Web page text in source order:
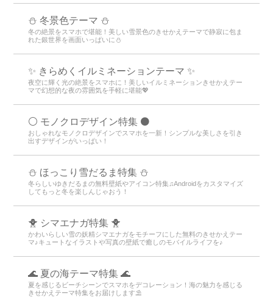
⛄️ 冬景色テーマ ⛄️
冬の絶景をスマホで堪能！美しい雪景色のきせかえテーマで静寂に包ま
れた銀世界を画面いっぱいに⛄️
✨️ きらめくイルミネーションテーマ ✨️
夜空に輝く光の絶景をスマホに！美しいイルミネーションきせかえテー
マで幻想的な夜の雰囲気を手軽に堪能💖
⚪️ モノクロデザイン特集 ⚫️
おしゃれなモノクロデザインでスマホを一新！シンプルな美しさを引き
出すデザインがいっぱい！
⛄ ほっこり雪だるま特集 ⛄
冬らしいゆきだるまの無料壁紙やアイコン特集♫Androidをカスタマイズ
してもっと冬を楽しんじゃおう！
🐥 シマエナガ特集 🐥
かわいらしい雪の妖精シマエナガをモチーフにした無料のきせかえテー
マ♪キュートなイラストや写真の壁紙で癒しのモバイルライフを♪
🌊 夏の海テーマ特集 🌊
夏を感じるビーチシーンでスマホをデコレーション！海の魅力を感じる
きせかえテーマ特集をお届けします⛱️